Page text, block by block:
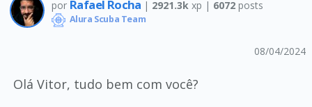
por Rafael Rocha | 2921.3k xp | 6072 posts
Alura Scuba Team
08/04/2024
Olá Vitor, tudo bem com você?